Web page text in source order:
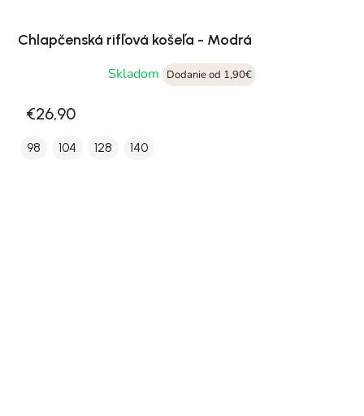
Chlapčenská rifľová košeľa - Modrá
Skladom
Dodanie od 1,90€
€26,90
98 104 128 140